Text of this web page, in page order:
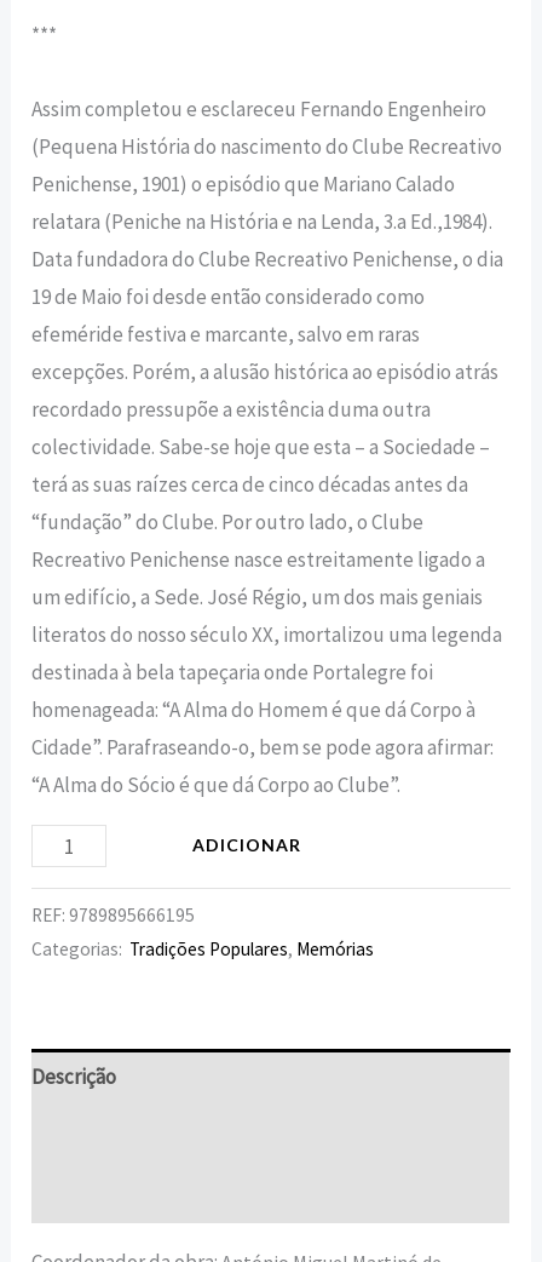
***
Assim completou e esclareceu Fernando Engenheiro
(Pequena História do nascimento do Clube Recreativo
Penichense, 1901) o episódio que Mariano Calado
relatara (Peniche na História e na Lenda, 3.a Ed.,1984).
Data fundadora do Clube Recreativo Penichense, o dia
19 de Maio foi desde então considerado como
efeméride festiva e marcante, salvo em raras
excepções. Porém, a alusão histórica ao episódio atrás
recordado pressupõe a existência duma outra
colectividade. Sabe-se hoje que esta – a Sociedade –
terá as suas raízes cerca de cinco décadas antes da
“fundação” do Clube. Por outro lado, o Clube
Recreativo Penichense nasce estreitamente ligado a
um edifício, a Sede. José Régio, um dos mais geniais
literatos do nosso século XX, imortalizou uma legenda
destinada à bela tapeçaria onde Portalegre foi
homenageada: “A Alma do Homem é que dá Corpo à
Cidade”. Parafraseando-o, bem se pode agora afirmar:
“A Alma do Sócio é que dá Corpo ao Clube”.
ADICIONAR
REF:9789895666195
Categorias: Tradições Populares, Memórias
Descrição